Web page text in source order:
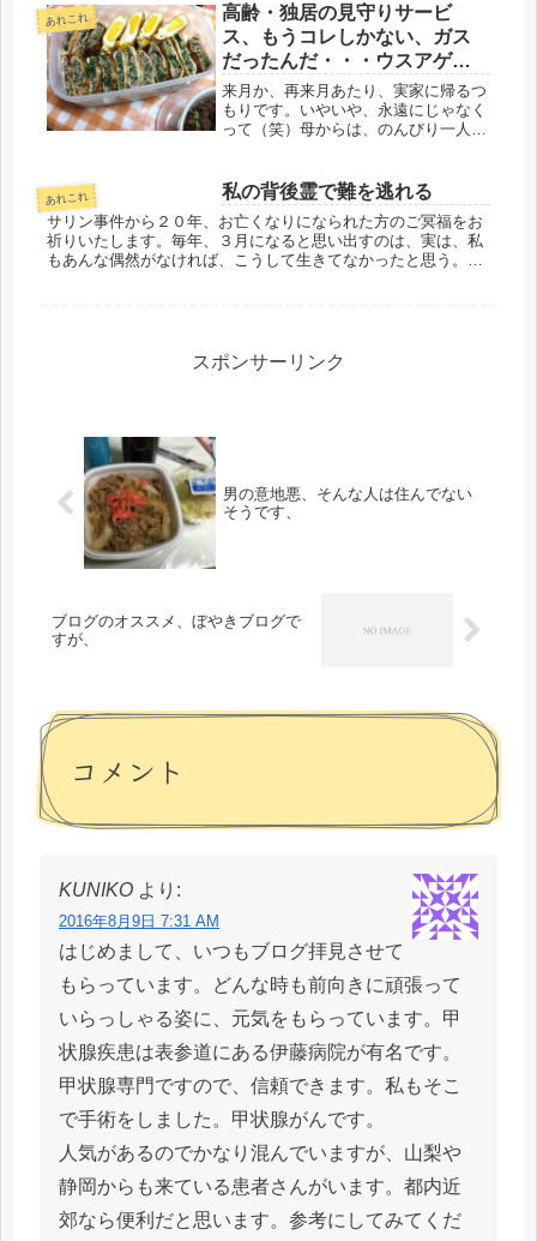
あれこれ
高齢・独居の見守りサービ
ス、もうコレしかない、ガス
だったんだ・・・ウスアゲ餃
子
来月か、再来月あたり、実家に帰るつ
もりです。いやいや、永遠にじゃなく
って（笑）母からは、のんびり一人で
は、しっかり見守らないとダメ、そん
な理由で、お戻りの許可は出ていない
の...
あれこれ 私の背後霊で難を逃れる
サリン事件から２０年、お亡くなりになられた方のご冥福をお
祈りいたします。毎年、３月になると思い出すのは、実は、私
もあんな偶然がなければ、こうして生きてなかったと思う。２
スポンサーリンク
男の意地悪、そんな人は住んでない
そうです、
ブログのオススメ、ぼやきブログで
すが、
コメント
KUNIKO より:
2016年8月9日 7:31 AM
はじめまして、いつもブログ拝見させて
もらっています。どんな時も前向きに頑張って
いらっしゃる姿に、元気をもらっています。甲
状腺疾患は表参道にある伊藤病院が有名です。
甲状腺専門ですので、信頼できます。私もそこ
で手術をしました。甲状腺がんです。
人気があるのでかなり混んでいますが、山梨や
静岡からも来ている患者さんがいます。都内近
郊なら便利だと思います。参考にしてみてくだ